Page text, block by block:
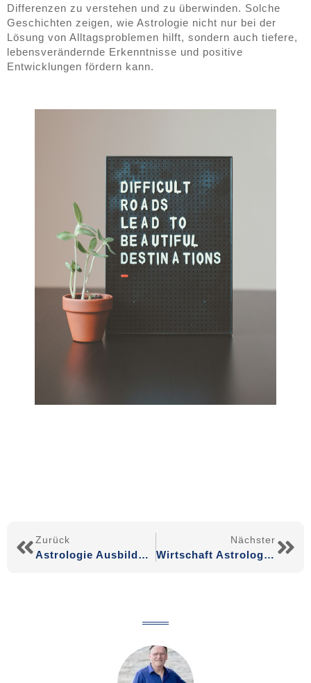
Differenzen zu verstehen und zu überwinden. Solche
Geschichten zeigen, wie Astrologie nicht nur bei der
Lösung von Alltagsproblemen hilft, sondern auch tiefere,
lebensverändernde Erkenntnisse und positive
Entwicklungen fördern kann.
Zurück
Astrologie Ausbildung – Modul 06 – Mondknoten und Chiron
Nächster
Wirtschaft Astrologie: Wie Astrologie Ihr Unternehmen auf Erfolgskurs bringt